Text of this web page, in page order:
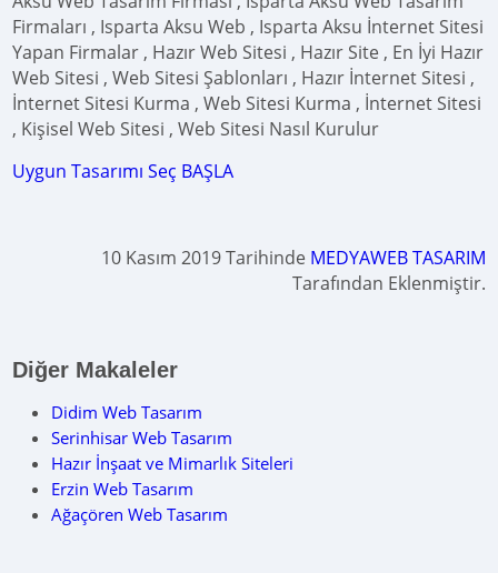
Firmaları , Isparta Aksu Web , Isparta Aksu İnternet Sitesi
Yapan Firmalar , Hazır Web Sitesi , Hazır Site , En İyi Hazır
Web Sitesi , Web Sitesi Şablonları , Hazır İnternet Sitesi ,
İnternet Sitesi Kurma , Web Sitesi Kurma , İnternet Sitesi
, Kişisel Web Sitesi , Web Sitesi Nasıl Kurulur
Uygun Tasarımı Seç BAŞLA
10 Kasım 2019 Tarihinde MEDYAWEB TASARIM
Tarafından Eklenmiştir.
Diğer Makaleler
Didim Web Tasarım
Serinhisar Web Tasarım
Hazır İnşaat ve Mimarlık Siteleri
Erzin Web Tasarım
Ağaçören Web Tasarım